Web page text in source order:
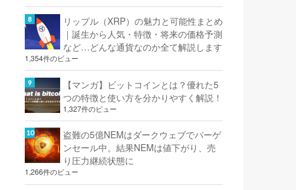
リップル（XRP）の魅力と可能性まとめ
｜誕生から人気・特徴・将来の価格予測
など…どんな通貨なのか全て解説します
1,354件のビュー
【マンガ】ビットコインとは？優れた5
つの特徴と使い方を分かりやすく解説！
1,327件のビュー
盗難の5億NEMはダークウェブでバーゲ
ンセール中。結果NEMは値下がり、売
り圧力継続状態に
1,266件のビュー